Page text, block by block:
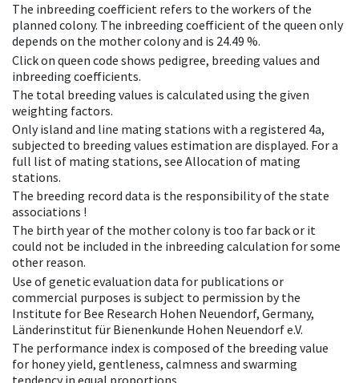
The inbreeding coefficient refers to the workers of the
planned colony. The inbreeding coefficient of the queen only
depends on the mother colony and is 24.49 %.
Click on queen code shows pedigree, breeding values and
inbreeding coefficients.
The total breeding values is calculated using the given
weighting factors.
Only island and line mating stations with a registered 4a,
subjected to breeding values estimation are displayed. For a
full list of mating stations, see Allocation of mating
stations.
The breeding record data is the responsibility of the state
associations !
The birth year of the mother colony is too far back or it
could not be included in the inbreeding calculation for some
other reason.
Use of genetic evaluation data for publications or
commercial purposes is subject to permission by the
Institute for Bee Research Hohen Neuendorf, Germany,
Länderinstitut für Bienenkunde Hohen Neuendorf e.V.
The performance index is composed of the breeding value
for honey yield, gentleness, calmness and swarming
tendency in equal proportions.